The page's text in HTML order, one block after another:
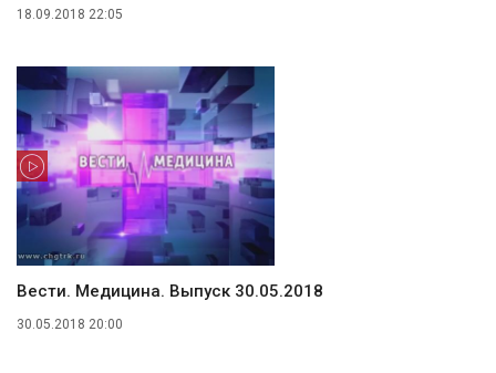
18.09.2018 22:05
Вести. Медицина. Выпуск 30.05.2018
30.05.2018 20:00